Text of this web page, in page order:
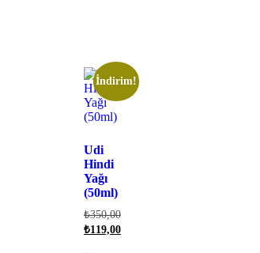
İndirim!
Udi
Hindi
Yağı
(50ml)
₺350,00
₺119,00